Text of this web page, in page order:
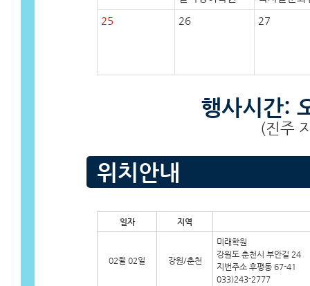
25
26 27
행사시간:
(진주
위치안내
일자 지역
02월 02일 강원/춘천
미래학원
강원도 춘천시 부안길 24
지번주소 후평동 67-41
033)243-2777